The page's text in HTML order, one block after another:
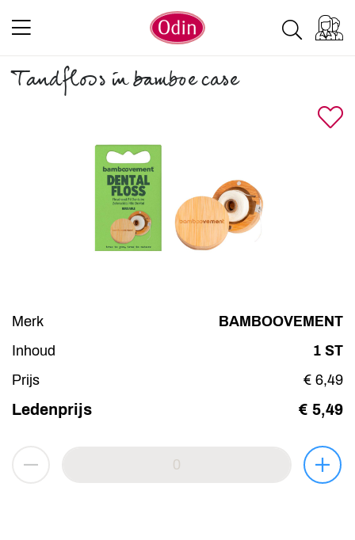
Tandfloss in bamboe case
Merk
BAMBOOVEMENT
Inhoud
1 ST
Prijs
€ 6,49
Ledenprijs € 5,49